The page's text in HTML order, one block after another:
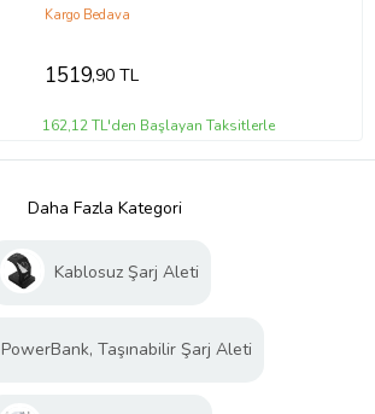
(Beyaz)
Kargo Bedava
1519,90 TL
162,12 TL'den Başlayan Taksitlerle
Daha Fazla Kategori
Kablosuz Şarj Aleti
PowerBank, Taşınabilir Şarj Aleti